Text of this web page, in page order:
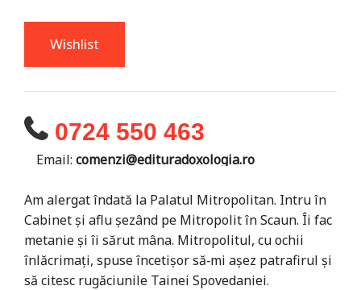
Wishlist
0724 550 463
Email: comenzi@edituradoxologia.ro
Am alergat îndată la Palatul Mitropolitan. Intru în
Cabinet şi aflu şezând pe Mitropolit în Scaun. Îi fac
metanie şi îi sărut mâna. Mitropolitul, cu ochii
înlăcrimaţi, spuse încetişor să‑mi aşez patrafirul şi
să citesc rugăciunile Tainei Spovedaniei.